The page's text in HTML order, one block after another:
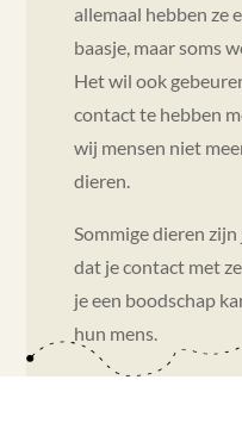
allemaal hebben ze
baasje, maar soms
Het wil ook
contact te hebben
wij mensen niet
dieren.
Sommige dieren
dat je contact met
je een boodschap
hun mens.